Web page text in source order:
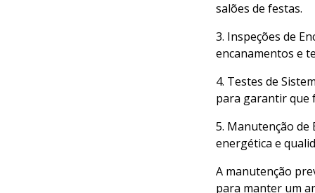
salões de festas.
3. Inspeções de
encanamentos e
4. Testes de
para garantir que
5. Manutenção de
energética e
A manutenção
para manter um